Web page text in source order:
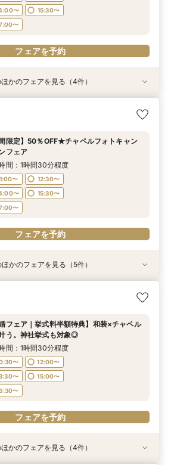
フェアを予約
〜
フェアを予約
フェアを予約
〜
フェアを予約
〜
15:30〜
〜
フェアを予約
式＋会食が5万円OFF！】費用を抑えて叶え
〜
〜
17:00〜
フェアを予約
間限定】50％OFF★チャペルフォトキャン
〜
〜
15:30〜
〜
フェアを予約
婚式の費用がぐっとお得】挙式料＋撮影＋衣
ェア
時間：1時間30分程度
〜
15:30〜
〜
フェアを予約
婚フェア｜挙式料半額特典】和装×チャペル
〜
〜
15:00〜
〜
フェアを予約
かのフェアを見る（4件）
間限定】50％OFF★チャペルフォトキャン
フェア
間：1時間30分程度
〜
12:30〜
〜
15:30〜
〜
フェアを予約
式＋会食が5万円OFF！】費用を抑えて叶え
〜
13:00〜
〜
17:00〜
フェアを予約
マホで気軽に参加】 自宅でオンライン相談
〜
12:30〜
〜
15:30〜
〜
フェアを予約
〜
12:30〜
〜
15:30〜
〜
フェアを予約
婚式の費用がぐっとお得】挙式料＋撮影＋衣
ェア
時間：1時間30分程度
〜
15:30〜
〜
フェアを予約
婚フェア｜挙式料半額特典】和装×チャペル
〜
12:00〜
〜
15:00〜
〜
フェアを予約
かのフェアを見る（5件）
婚フェア｜挙式料半額特典】和装×チャペル
う。神社挙式も対象◎
間：1時間30分程度
〜
12:00〜
〜
15:00〜
〜
フェアを予約
かのフェアを見る（4件）